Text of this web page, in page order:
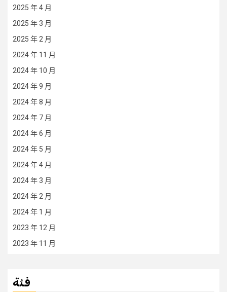
2025 年 4 月
2025 年 3 月
2025 年 2 月
2024 年 11 月
2024 年 10 月
2024 年 9 月
2024 年 8 月
2024 年 7 月
2024 年 6 月
2024 年 5 月
2024 年 4 月
2024 年 3 月
2024 年 2 月
2024 年 1 月
2023 年 12 月
2023 年 11 月
فئة